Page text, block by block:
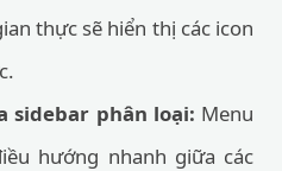
thực sẽ hiển thị các icon
sidebar phân loại: Menu
hướng nhanh giữa các